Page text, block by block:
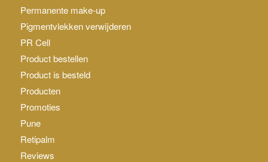
Permanente make-up
Pigmentvlekken verwijderen
PR Cell
Product bestellen
Product is besteld
Producten
Promoties
Pune
Retipalm
Reviews